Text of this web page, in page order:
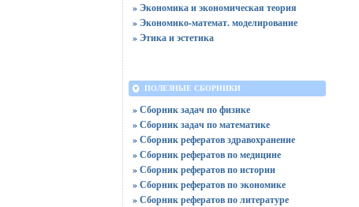
» Экономика и экономическая теория
» Экономико-математ. моделирование
» Этика и эстетика
ПОЛЕЗНЫЕ СБОРНИКИ
» Сборник задач по физике
» Сборник задач по математике
» Сборник рефератов здравохранение
» Сборник рефератов по медицине
» Сборник рефератов по истории
» Сборник рефератов по экономике
» Сборник рефератов по литературе